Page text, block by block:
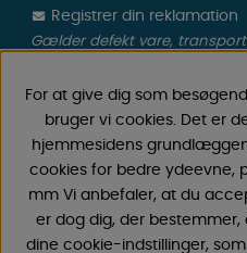
Registrer din reklamation
Gælder defekt vare,
Vi har oparbejdet stor
autocamper tilbehør
forhandlet campingvogne
reservedele og tilbehør til
bredt udvalg af forskellige
For at give dig som
bruger vi cookies. Det er
hjemmesidens
cookies for bedre ydeevne,
mm Vi anbefaler, at du
er dog dig, der
dine cookie-indstillinger,